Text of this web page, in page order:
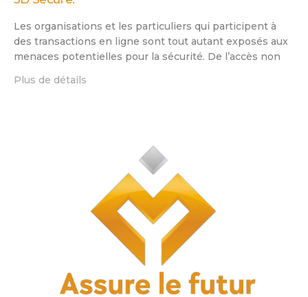
Les organisations et les particuliers qui participent à
des transactions en ligne sont tout autant exposés aux
menaces potentielles pour la sécurité. De l’accès non
Plus de détails